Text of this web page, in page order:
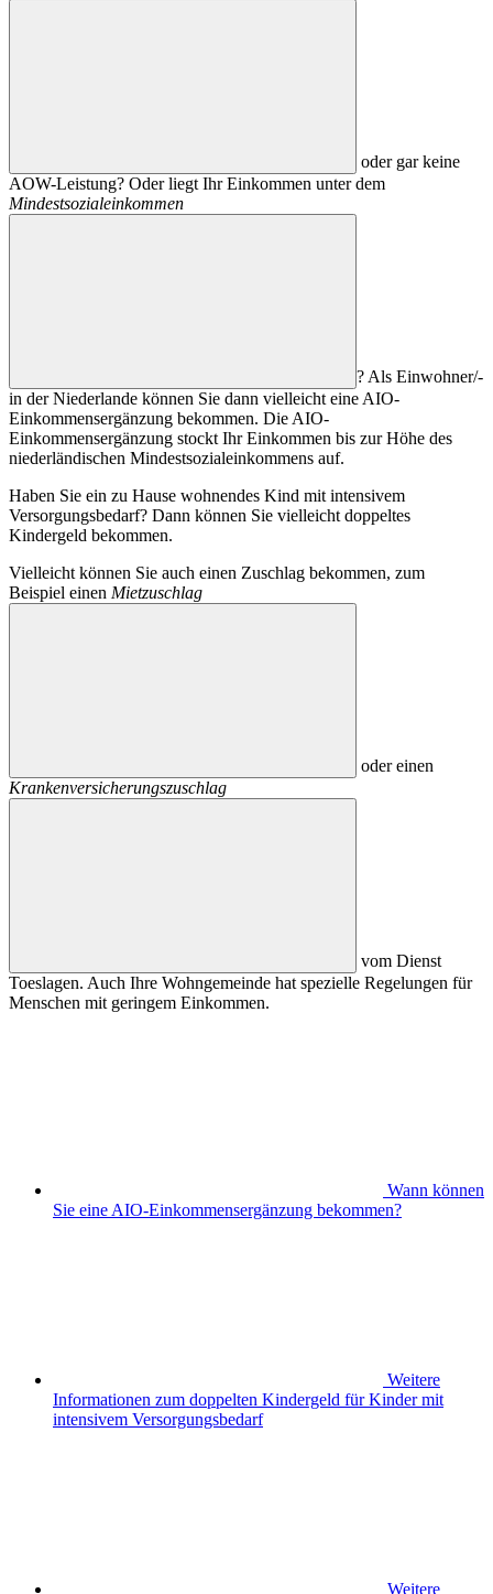
oder gar keine
AOW-Leistung? Oder liegt Ihr Einkommen unter dem
Mindestsozialeinkommen
? Als Einwohner/-
in der Niederlande können Sie dann vielleicht eine AIO-
Einkommensergänzung bekommen. Die AIO-
Einkommensergänzung stockt Ihr Einkommen bis zur Höhe des
niederländischen Mindestsozialeinkommens auf.
Haben Sie ein zu Hause wohnendes Kind mit intensivem
Versorgungsbedarf? Dann können Sie vielleicht doppeltes
Kindergeld bekommen.
Vielleicht können Sie auch einen Zuschlag bekommen, zum
Beispiel einen Mietzuschlag
oder einen
Krankenversicherungszuschlag
vom Dienst
Toeslagen. Auch Ihre Wohngemeinde hat spezielle Regelungen für
Menschen mit geringem Einkommen.
Wann können
Sie eine AIO-Einkommensergänzung bekommen?
Weitere
Informationen zum doppelten Kindergeld für Kinder mit
intensivem Versorgungsbedarf
Weitere